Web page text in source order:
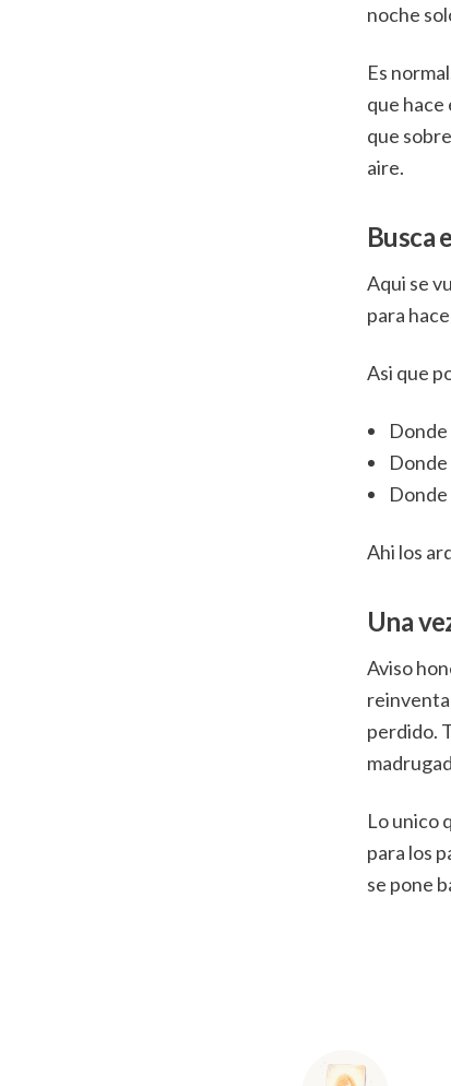
noche
Es
que hace
que
aire.
Busca
Aqui se
para
Asi que
Donde
Donde
Ahi los
Una
Aviso
reinventa
perdido.
Lo unico
para los
se pone